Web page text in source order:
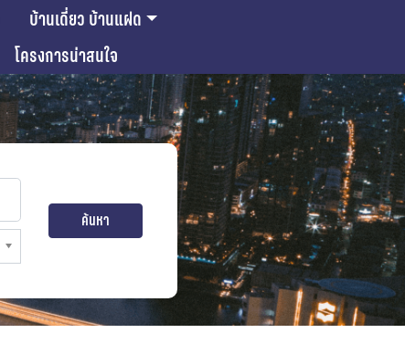
บ้านเดี่ยว บ้านแฝด
โครงการน่าสนใจ
ค้นหา